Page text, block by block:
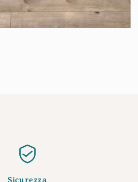
Sicurezza